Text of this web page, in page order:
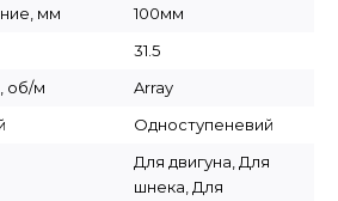
мм
100мм
31.5
об/м
Array
Одноступеневий
Для двигуна, Для
шнека, Для